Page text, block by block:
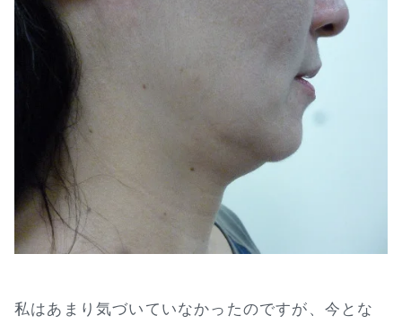
私はあまり気づいていなかったのですが、今とな